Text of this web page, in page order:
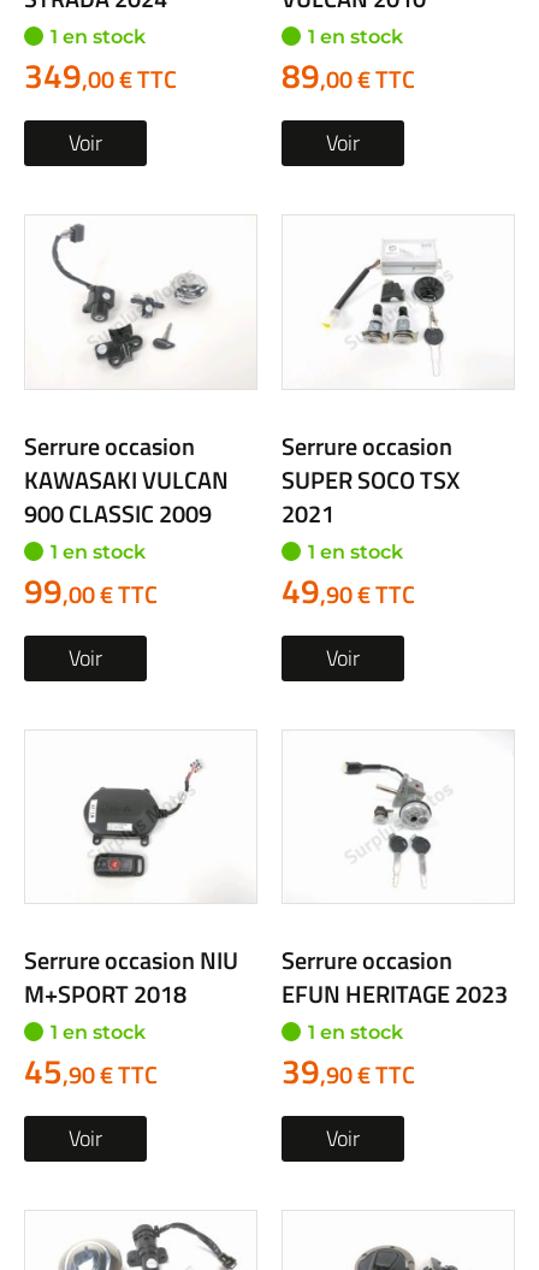
1 en stock
349,00 € TTC
Voir
1 en stock
89,00 € TTC
Voir
Serrure occasion
KAWASAKI VULCAN
900 CLASSIC 2009
1 en stock
99,00 € TTC
Voir
Serrure occasion
SUPER SOCO TSX
2021
1 en stock
49,90 € TTC
Voir
Serrure occasion NIU
M+SPORT 2018
1 en stock
45,90 € TTC
Voir
Serrure occasion
EFUN HERITAGE 2023
1 en stock
39,90 € TTC
Voir